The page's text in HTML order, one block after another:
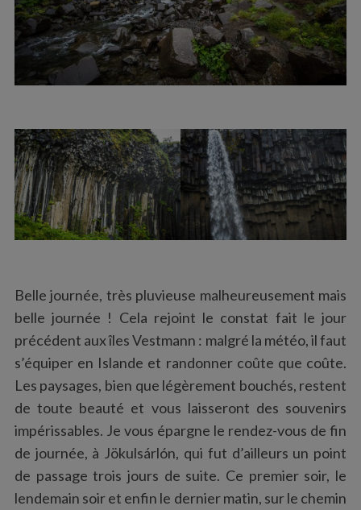
Belle journée, très pluvieuse malheureusement mais
belle journée ! Cela rejoint le constat fait le jour
précédent aux îles Vestmann : malgré la météo, il faut
s’équiper en Islande et randonner coûte que coûte.
Les paysages, bien que légèrement bouchés, restent
de toute beauté et vous laisseront des souvenirs
impérissables. Je vous épargne le rendez-vous de fin
de journée, à Jökulsárlón, qui fut d’ailleurs un point
de passage trois jours de suite. Ce premier soir, le
lendemain soir et enfin le dernier matin, sur le chemin